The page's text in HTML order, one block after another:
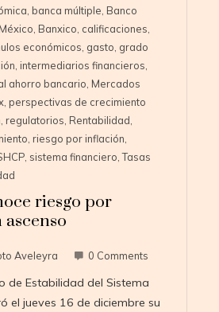
banca múltiple Banco
Banxico calificaciones
económicos gasto grado
intermediarios financieros
ahorro bancario Mercados
perspectivas de crecimiento
regulatorios Rentabilidad
riesgo por inflación
sistema financiero ,Tasas
riesgo por
Aveleyra 0 Comments
de Estabilidad del Sistema
el jueves 16 de diciembre su